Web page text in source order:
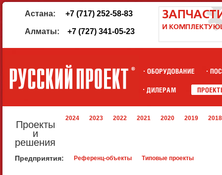
Астана: +7 (717) 252-58-83
Алматы: +7 (727) 341-05-23
Проекты
и
решения
2024 2023 2022 2021 2020 2019 2018
Предприятия: Референц-объекты Типовые проекты